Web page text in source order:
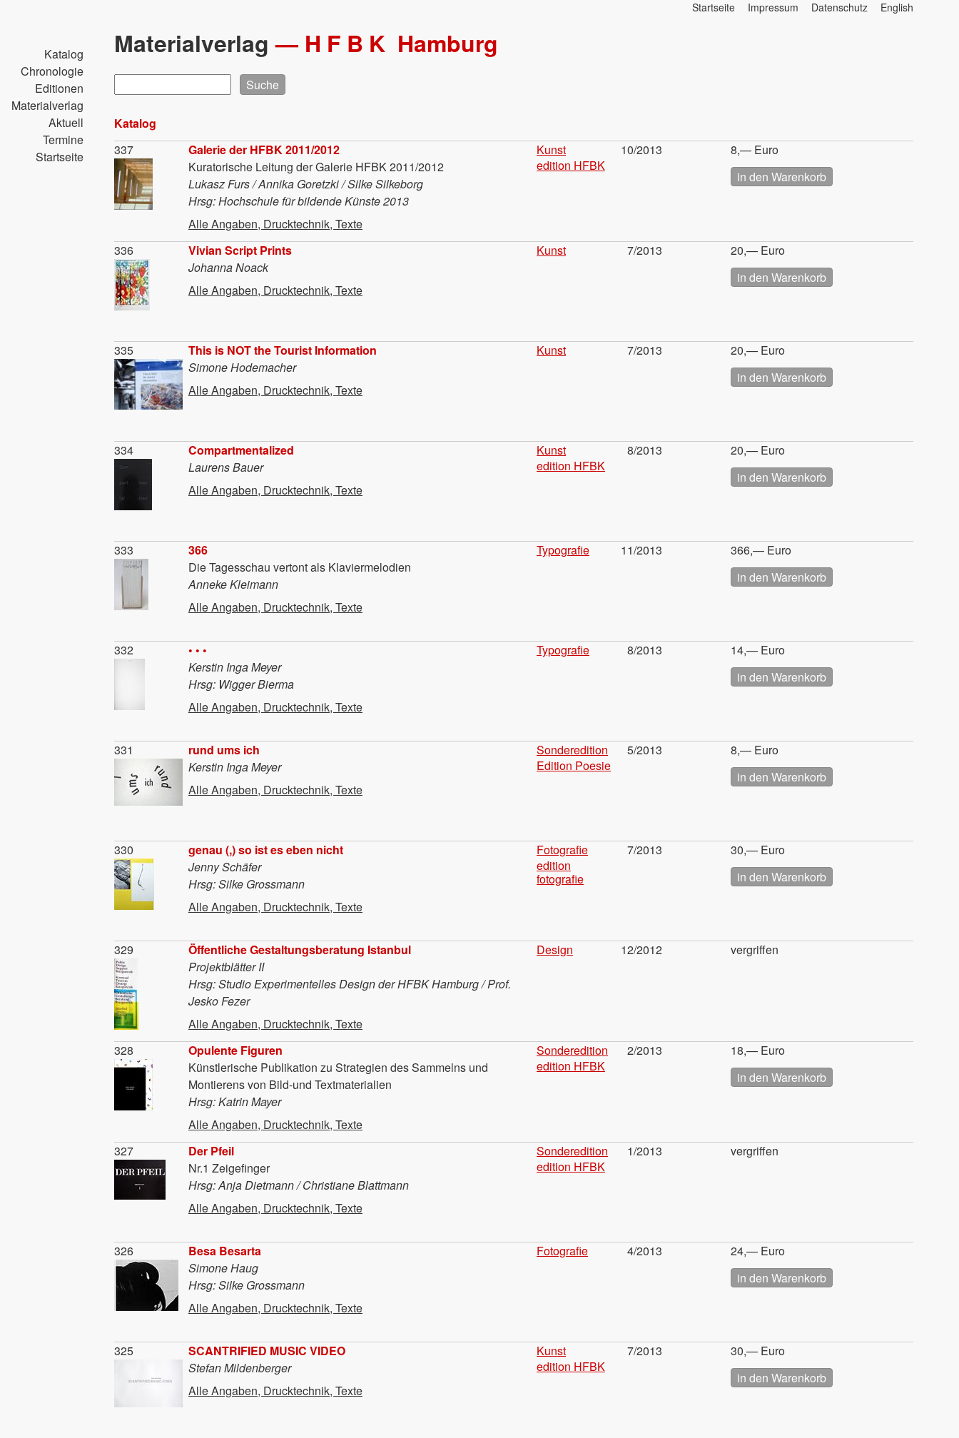
Menü
Katalog
Chronologie
Editionen
Materialverlag
Aktuell
Termine
Startseite
Startseite Impressum Datenschutz English
Materialverlag— HFBK Hamburg
Katalog
Galerie der HFBK 2011/2012
Kuratorische Leitung der Galerie HFBK 2011/2012
Material
337
Lukasz Furs / Annika Goretzki / Silke Silkeborg
Hrsg: Hochschule für bildende Künste 2013
Alle Angaben, Drucktechnik, Texte
Kunst
edition HFBK
10/2013 8,— Euro
Vivian Script Prints
Material
336
Johanna Noack
Alle Angaben, Drucktechnik, Texte
Kunst 7/2013 20,— Euro
This is NOT the Tourist Information
Material
335
Simone Hodemacher
Alle Angaben, Drucktechnik, Texte
Kunst 7/2013 20,— Euro
Compartmentalized
Material
334
Laurens Bauer
Alle Angaben, Drucktechnik, Texte
Kunst
edition HFBK
8/2013 20,— Euro
366
Die Tagesschau vertont als Klaviermelodien
Material
333
Anneke Kleimann
Alle Angaben, Drucktechnik, Texte
Typografie 11/2013 366,— Euro
• • •
Material
332
Kerstin Inga Meyer
Hrsg: Wigger Bierma
Alle Angaben, Drucktechnik, Texte
Typografie 8/2013 14,— Euro
rund ums ich
Material
331
Kerstin Inga Meyer
Alle Angaben, Drucktechnik, Texte
Sonderedition
Edition Poesie
5/2013 8,— Euro
genau (,) so ist es eben nicht
Material
330
Jenny Schäfer
Hrsg: Silke Grossmann
Alle Angaben, Drucktechnik, Texte
Fotografie
edition
fotografie
7/2013 30,— Euro
Öffentliche Gestaltungsberatung Istanbul
Material
329
Projektblätter II
Hrsg: Studio Experimentelles Design der HFBK Hamburg / Prof.
Jesko Fezer
Alle Angaben, Drucktechnik, Texte
Design 12/2012 vergriffen
Opulente Figuren
Künstlerische Publikation zu Strategien des Sammelns und
Montierens von Bild-und Textmaterialien
Material
328
Hrsg: Katrin Mayer
Alle Angaben, Drucktechnik, Texte
Sonderedition
edition HFBK
2/2013 18,— Euro
Der Pfeil
Nr.1 Zeigefinger
Material
327
Hrsg: Anja Dietmann / Christiane Blattmann
Alle Angaben, Drucktechnik, Texte
Sonderedition
edition HFBK
1/2013 vergriffen
Besa Besarta
Material
326
Simone Haug
Hrsg: Silke Grossmann
Alle Angaben, Drucktechnik, Texte
Fotografie 4/2013 24,— Euro
SCANTRIFIED MUSIC VIDEO
Material
325
Stefan Mildenberger
Alle Angaben, Drucktechnik, Texte
Kunst
edition HFBK
7/2013 30,— Euro